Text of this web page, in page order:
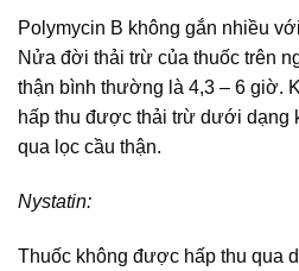
Polymycin B không gắn nhiều
Nửa đời thải trừ của thuốc trên
thận bình thường là 4,3 – 6 giờ.
hấp thu được thải trừ dưới dạng
qua lọc cầu thận.
Nystatin:
Thuốc không được hấp thu qua